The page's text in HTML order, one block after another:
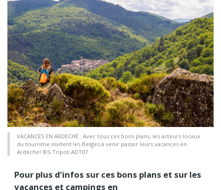
VACANCES EN ARDECHE : Avec tous ces bons plans, les acteurs locaux
du tourisme invitent les Belges à venir passer leurs vacances en
Ardèche! ©S.Tripot-ADT07
Pour plus d’infos sur ces bons plans et sur les
vacances et campings en